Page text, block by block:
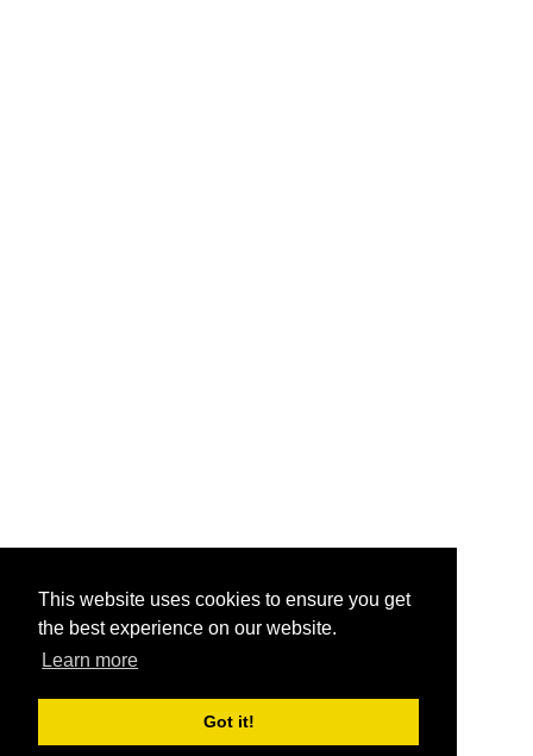
This website uses cookies to ensure you get
the best experience on our website.
Learn more
Got it!